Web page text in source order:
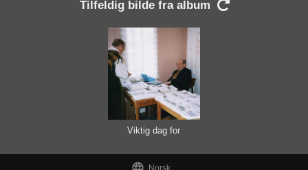
Tilfeldig bilde fra album 
Viktig dag for
 Norsk